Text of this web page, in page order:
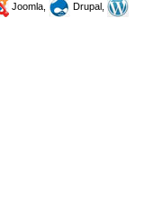
Joomla,
Drupal,